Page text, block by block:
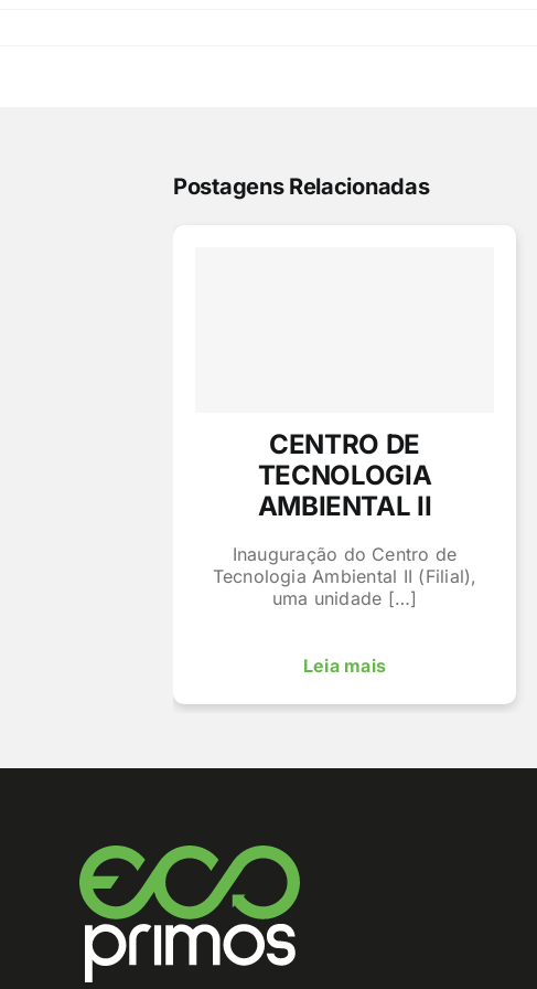
Postagens Relacionadas
CENTRO DE
TECNOLOGIA
AMBIENTAL II
Inauguração do Centro de
Tecnologia Ambiental II (Filial),
uma unidade […]
Leia mais